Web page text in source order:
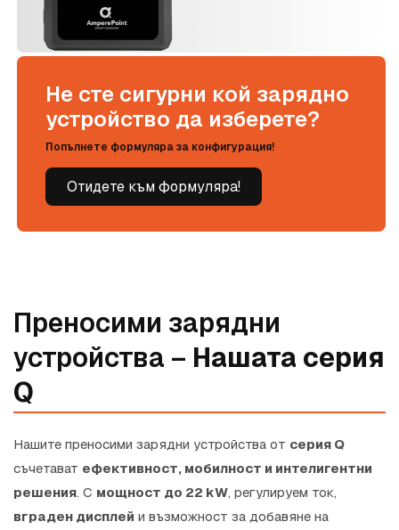
Не сте сигурни кой зарядно
устройство да изберете?
Попълнете формуляра за конфигурация!
Отидете към формуляра!
Преносими зарядни
устройства – Нашата серия
Q
Нашите преносими зарядни устройства от серия Q
съчетават ефективност, мобилност и интелигентни
решения. С мощност до 22 kW, регулируем ток,
вграден дисплей и възможност за добавяне на